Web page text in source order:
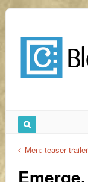
Men: teaser trailer